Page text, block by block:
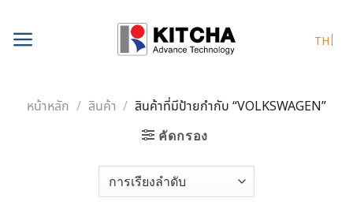
content
TH
หน้าหลัก / สินค้า / สินค้าที่มีป้ายกำกับ “VOLKSWAGEN”
คัดกรอง